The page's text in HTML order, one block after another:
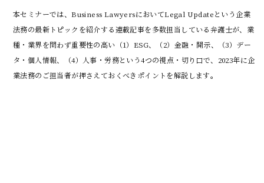
本セミナーでは、Business LawyersにおいてLegal Updateという企業
法務の最新トピックを紹介する連載記事を多数担当している弁護士が、業
種・業界を問わず重要性の高い（1）ESG、（2）金融・開示、（3）デー
タ・個人情報、（4）人事・労務という4つの視点・切り口で、2023年に企